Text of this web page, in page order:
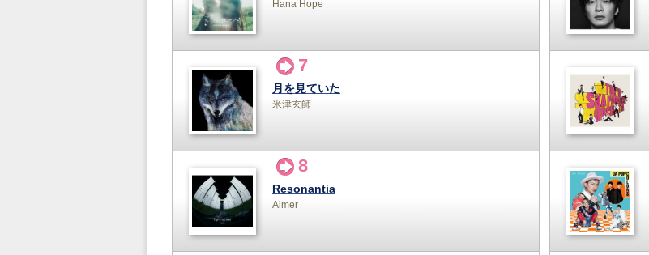
Hana Hope
7
月を見ていた
米津玄師
8
Resonantia
Aimer